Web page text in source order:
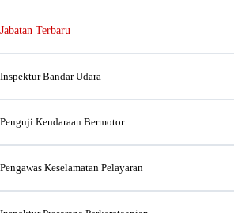
Jabatan Terbaru
Inspektur Bandar Udara
Penguji Kendaraan Bermotor
Pengawas Keselamatan Pelayaran